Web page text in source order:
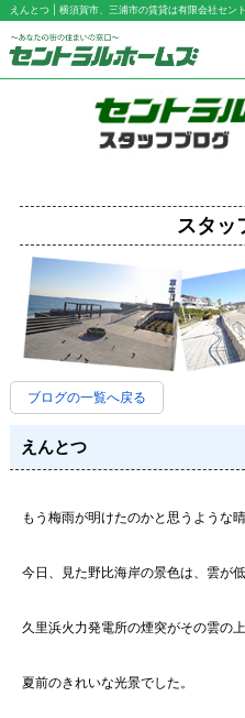
えんとつ | 横須賀市、三浦市の賃貸は有限会社セン
スタッ
ブログの一覧へ戻る
えんとつ
もう梅雨が明けたのかと思うような
今日、見た野比海岸の景色は、雲が
久里浜火力発電所の煙突がその雲の
夏前のきれいな光景でした。